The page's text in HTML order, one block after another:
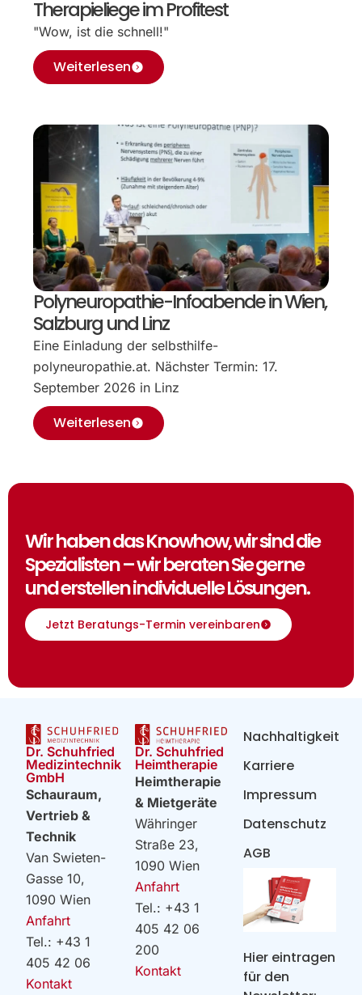
Therapieliege im Profitest
"Wow, ist die schnell!"
Weiterlesen
Polyneuropathie-Infoabende in Wien,
Salzburg und Linz
Eine Einladung der selbsthilfe-
polyneuropathie.at. Nächster Termin: 17.
September 2026 in Linz
Weiterlesen
Wir haben das Knowhow, wir sind die
Spezialisten – wir beraten Sie gerne
und erstellen individuelle Lösungen.
Jetzt Beratungs-Termin vereinbaren
Dr. Schuhfried
Medizintechnik
GmbH
Schauraum,
Vertrieb &
Technik
Van Swieten-
Gasse 10,
1090 Wien
Anfahrt
Tel.: +43 1
405 42 06
Kontakt
Dr. Schuhfried
Heimtherapie
Heimtherapie
& Mietgeräte
Währinger
Straße 23,
1090 Wien
Anfahrt
Tel.: +43 1
405 42 06
200
Kontakt
Hier eintragen
für den
Nachhaltigkeit
Karriere
Impressum
Datenschutz
AGB